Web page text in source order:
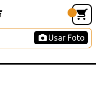
Usar Foto